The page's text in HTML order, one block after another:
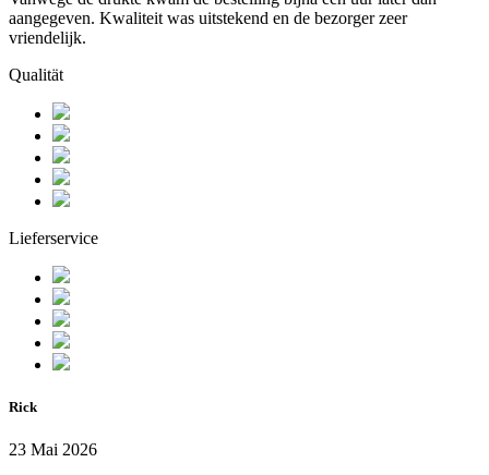
aangegeven. Kwaliteit was uitstekend en de bezorger zeer
vriendelijk.
Qualität
Lieferservice
Rick
23 Mai 2026